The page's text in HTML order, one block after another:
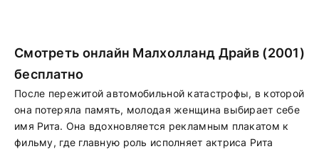
Смотреть онлайн Малхолланд Драйв (2001)
бесплатно
После пережитой автомобильной катастрофы, в которой
она потеряла память, молодая женщина выбирает себе
имя Рита. Она вдохновляется рекламным плакатом к
фильму, где главную роль исполняет актриса Рита